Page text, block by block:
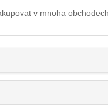
v mnoha